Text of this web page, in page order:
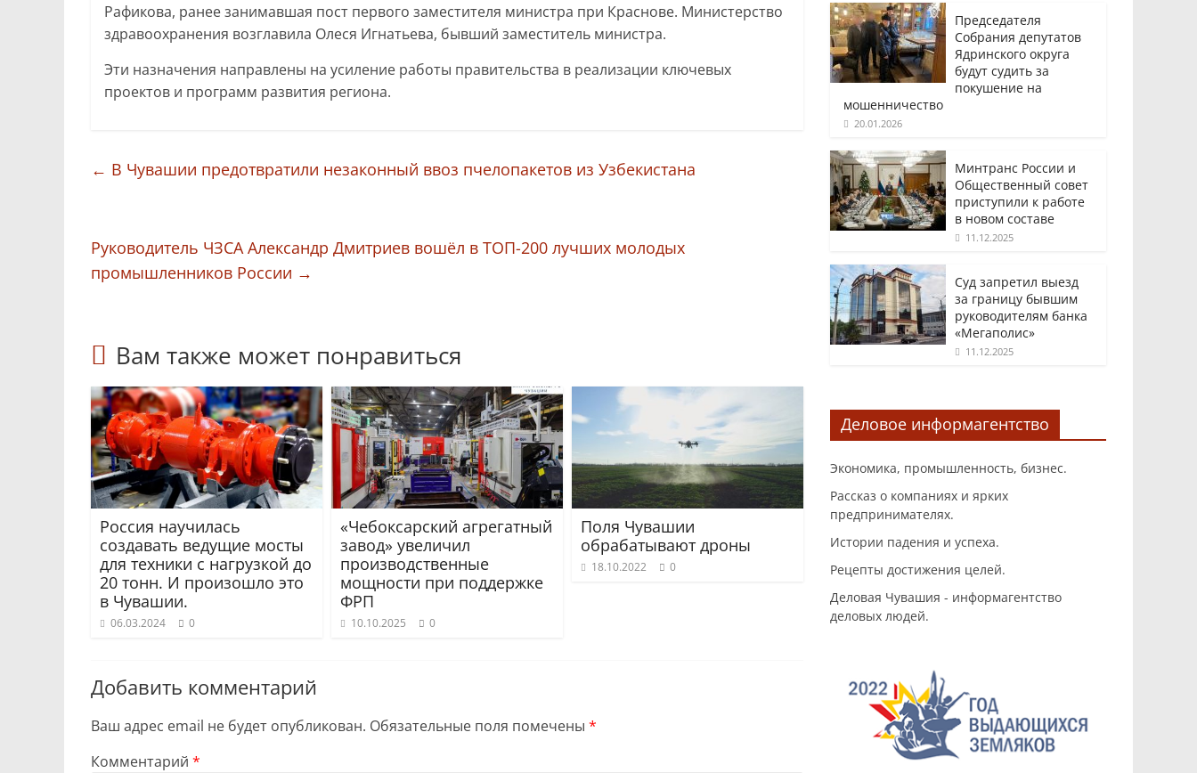
Рафикова, ранее занимавшая пост первого заместителя министра при Краснове. Министерство
здравоохранения возглавила Олеся Игнатьева, бывший заместитель министра.
Эти назначения направлены на усиление работы правительства в реализации ключевых
проектов и программ развития региона.
← В Чувашии предотвратили незаконный ввоз пчелопакетов из Узбекистана
Руководитель ЧЗСА Александр Дмитриев вошёл в ТОП-200 лучших молодых
промышленников России →
Вам также может понравиться
Россия научилась
создавать ведущие мосты
для техники с нагрузкой до
20 тонн. И произошло это
в Чувашии.
06.03.2024 0
«Чебоксарский агрегатный
завод» увеличил
производственные
мощности при поддержке
ФРП
10.10.2025 0
Поля Чувашии
обрабатывают дроны
18.10.2022 0
Добавить комментарий
Ваш адрес email не будет опубликован. Обязательные поля помечены *
Комментарий *
Председателя
Собрания депутатов
Ядринского округа
будут судить за
покушение на
мошенничество
20.01.2026
Минтранс России и
Общественный совет
приступили к работе
в новом составе
11.12.2025
Суд запретил выезд
за границу бывшим
руководителям банка
«Мегаполис»
11.12.2025
Деловое информагентство
Экономика, промышленность, бизнес.
Рассказ о компаниях и ярких
предпринимателях.
Истории падения и успеха.
Рецепты достижения целей.
Деловая Чувашия - информагентство
деловых людей.